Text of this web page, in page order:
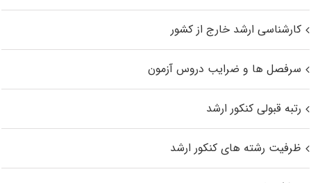
کارشناسی ارشد خارج از کشور
سرفصل ها و ضرایب دروس آزمون
رتبه قبولی کنکور ارشد
ظرفیت رشته های کنکور ارشد